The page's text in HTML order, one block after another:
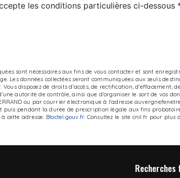
les conditions particulières ci-dessous
sont nécessaires aux fins de vous contacter et sont
Les données collectées seront communiquées aux seuls
Vous disposez de droits d’accès, de rectification,
autorité de contrôle, ainsi que d’organiser le sort de vos
FERRAND ou par courrier électronique à l'adresse
pendant la durée de prescription légale aux fins
cette adresse:
Bloctel.gouv.fr. Consultez le site cnil.fr pour plus